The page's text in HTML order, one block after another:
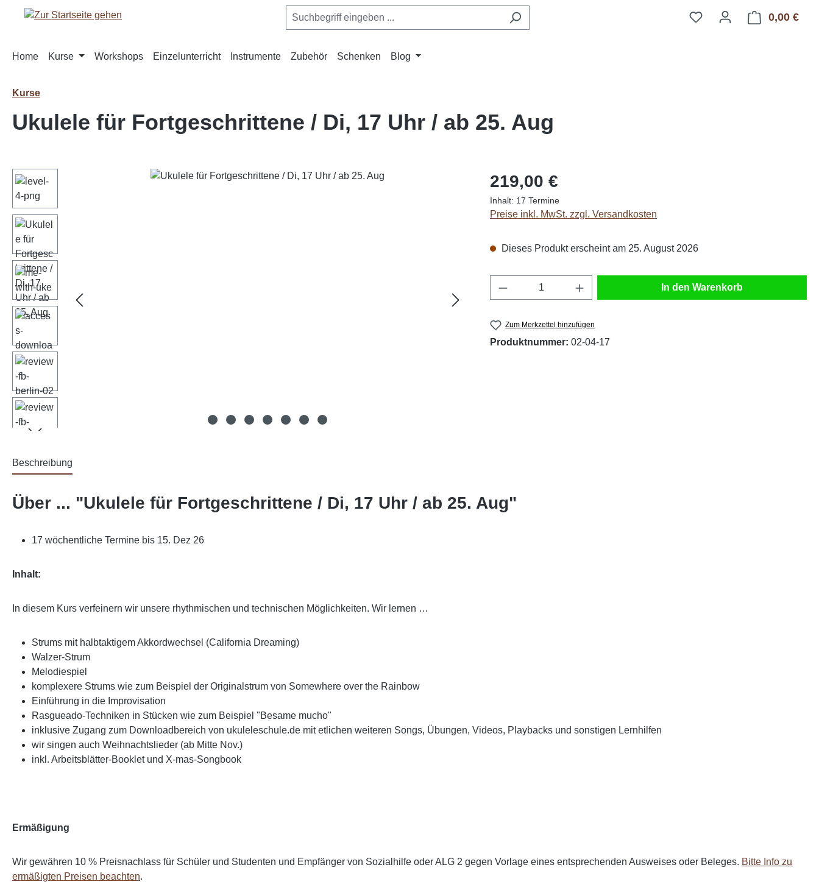
Hauptinhalt springen
Zur Suche springen
Zur Hauptnavigation springen 0,00 €
Home Kurse Workshops Einzelunterricht Instrumente Zubehör Schenken Blog
Kurse
Ukulele für Fortgeschrittene / Di, 17 Uhr / ab 25. Aug
Bildergalerie überspringen Regulärer Preis:
219,00 €
Inhalt: 17 Termine
Preise inkl. MwSt. zzgl. Versandkosten
Dieses Produkt erscheint am 25. August 2026
Produkt Anzahl: Gib den gewünschten Wert ein
In den Warenkorb
Zum Merkzettel hinzufügen
Produktnummer: 02-04-17
Beschreibung
Über ... "Ukulele für Fortgeschrittene / Di, 17 Uhr / ab 25. Aug"
17 wöchentliche Termine bis 15. Dez 26
Inhalt:
In diesem Kurs verfeinern wir unsere rhythmischen und technischen Möglichkeiten. Wir lernen …
Strums mit halbtaktigem Akkordwechsel (California Dreaming)
Walzer-Strum
Melodiespiel
komplexere Strums wie zum Beispiel der Originalstrum von Somewhere over the Rainbow
Einführung in die Improvisation
Rasgueado-Techniken in Stücken wie zum Beispiel "Besame mucho"
inklusive Zugang zum Downloadbereich von ukuleleschule.de mit etlichen weiteren Songs, Übungen, Videos, Playbacks und sonstigen Lernhilfen
wir singen auch Weihnachtslieder (ab Mitte Nov.)
inkl. Arbeitsblätter-Booklet und X-mas-Songbook
Ermäßigung
Wir gewähren 10 % Preisnachlass für Schüler und Studenten und Empfänger von Sozialhilfe oder ALG 2 gegen Vorlage eines entsprechenden Ausweises oder Beleges. Bitte Info zu
ermäßigten Preisen beachten.